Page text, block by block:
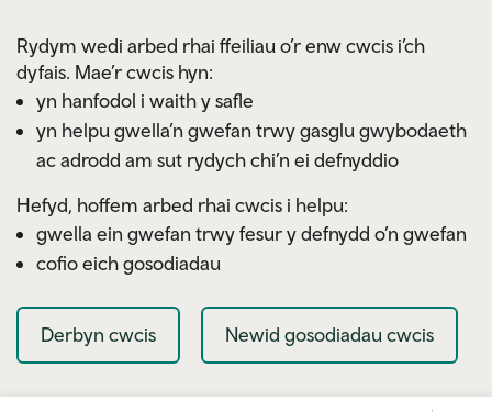
Rydym wedi arbed rhai ffeiliau o’r enw cwcis i’ch
dyfais. Mae’r cwcis hyn:
yn hanfodol i waith y safle
yn helpu gwella’n gwefan trwy gasglu gwybodaeth
ac adrodd am sut rydych chi’n ei defnyddio
Hefyd, hoffem arbed rhai cwcis i helpu:
gwella ein gwefan trwy fesur y defnydd o’n gwefan
cofio eich gosodiadau
Derbyn cwcis Newid gosodiadau cwcis